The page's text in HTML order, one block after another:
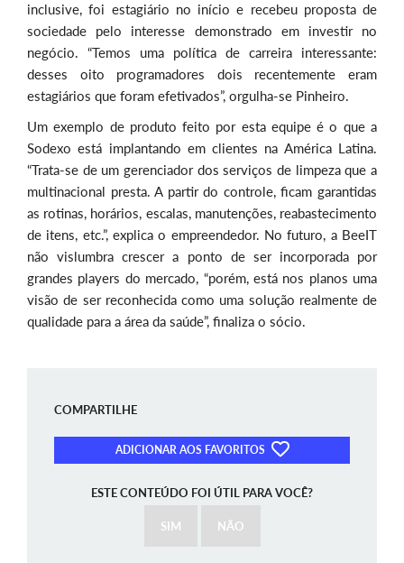
inclusive, foi estagiário no início e recebeu proposta de
sociedade pelo interesse demonstrado em investir no
negócio. “Temos uma política de carreira interessante:
desses oito programadores dois recentemente eram
estagiários que foram efetivados”, orgulha-se Pinheiro.
Um exemplo de produto feito por esta equipe é o que a
Sodexo está implantando em clientes na América Latina.
“Trata-se de um gerenciador dos serviços de limpeza que a
multinacional presta. A partir do controle, ficam garantidas
as rotinas, horários, escalas, manutenções, reabastecimento
de itens, etc.”, explica o empreendedor. No futuro, a BeeIT
não vislumbra crescer a ponto de ser incorporada por
grandes players do mercado, “porém, está nos planos uma
visão de ser reconhecida como uma solução realmente de
qualidade para a área da saúde”, finaliza o sócio.
COMPARTILHE
ADICIONAR AOS FAVORITOS
ESTE CONTEÚDO FOI ÚTIL PARA VOCÊ?
SIM NÃO